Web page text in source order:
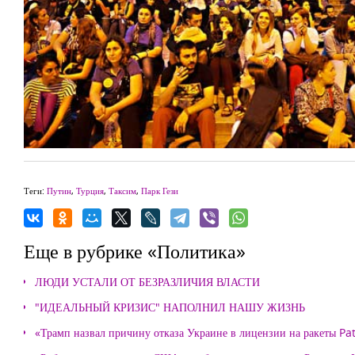
Теги: Путин, Турция, Таксим, Парк Гези
Еще в рубрике «Политика»
ЛЮДИ УСТАЛИ ОТ БЕЗРАЗЛИЧИЯ ВЛАСТИ
"ИДЕАЛЬНЫЙ КРИЗИС" НАПОЛНИЛ НАШУ ЖИЗНЬ
«Трамп назвал причину отказа Украине в лицензии на ракеты